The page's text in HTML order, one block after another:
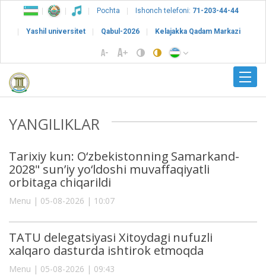
Pochta Ishonch telefoni: 71-203-44-44
Yashil universitet Qabul-2026 Kelajakka Qadam Markazi
YANGILIKLAR
Tarixiy kun: O‘zbekistonning Samarkand-
2028" sun’iy yo‘ldoshi muvaffaqiyatli
orbitaga chiqarildi
Menu | 05-08-2026 | 10:07
TATU delegatsiyasi Xitoydagi nufuzli
xalqaro dasturda ishtirok etmoqda
Menu | 05-08-2026 | 09:43